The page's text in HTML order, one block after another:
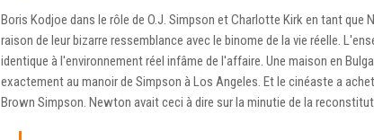
Boris Kodjoe dans le rôle de O.J. Simpson et Charlotte Kirk en tant que
raison de leur bizarre ressemblance avec le binome de la vie réelle.
identique à l'environnement réel infâme de l'affaire. Une maison en
exactement au manoir de Simpson à Los Angeles. Et le cinéaste a
Brown Simpson. Newton avait ceci à dire sur la minutie de la